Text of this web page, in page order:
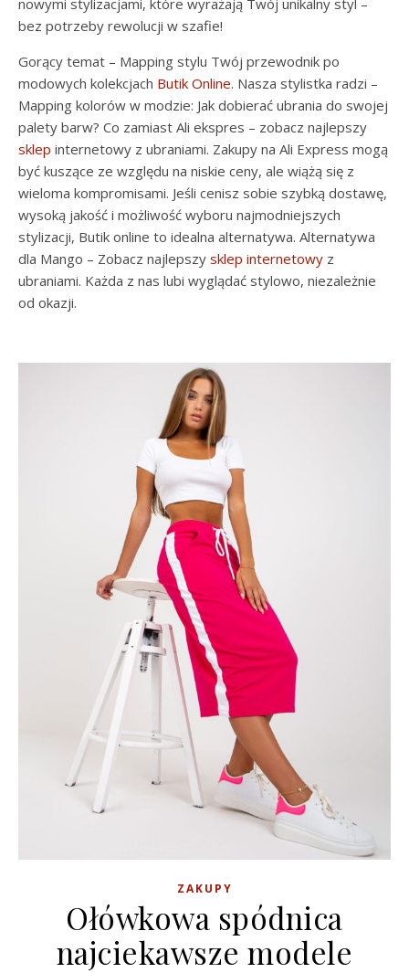
nowymi stylizacjami, które wyrażają Twój unikalny styl –
bez potrzeby rewolucji w szafie!
Gorący temat – Mapping stylu Twój przewodnik po
modowych kolekcjach Butik Online. Nasza stylistka radzi –
Mapping kolorów w modzie: Jak dobierać ubrania do swojej
palety barw? Co zamiast Ali ekspres – zobacz najlepszy
sklep internetowy z ubraniami. Zakupy na Ali Express mogą
być kuszące ze względu na niskie ceny, ale wiążą się z
wieloma kompromisami. Jeśli cenisz sobie szybką dostawę,
wysoką jakość i możliwość wyboru najmodniejszych
stylizacji, Butik online to idealna alternatywa. Alternatywa
dla Mango – Zobacz najlepszy sklep internetowy z
ubraniami. Każda z nas lubi wyglądać stylowo, niezależnie
od okazji.
ZAKUPY
Ołówkowa spódnica
najciekawsze modele